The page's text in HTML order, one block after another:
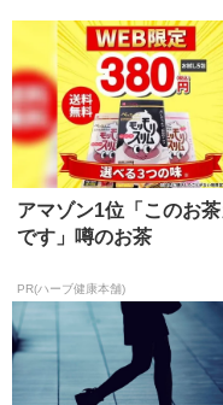
アマゾン1位「このお
です」噂のお茶
PR(ハーブ健康本舗)